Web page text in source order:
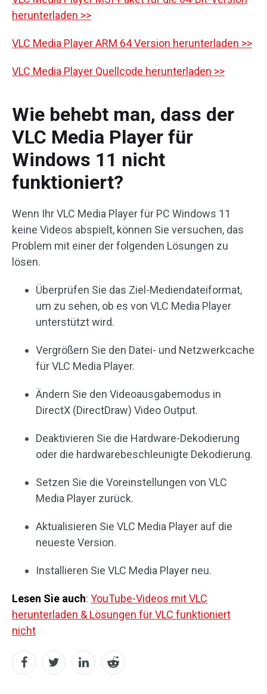
herunterladen >>
VLC Media Player ARM 64 Version herunterladen >>
VLC Media Player Quellcode herunterladen >>
Wie behebt man, dass der
VLC Media Player für
Windows 11 nicht
funktioniert?
Wenn Ihr VLC Media Player für PC Windows 11
keine Videos abspielt, können Sie versuchen, das
Problem mit einer der folgenden Lösungen zu
lösen.
Überprüfen Sie das Ziel-Mediendateiformat,
um zu sehen, ob es von VLC Media Player
unterstützt wird.
Vergrößern Sie den Datei- und Netzwerkcache
für VLC Media Player.
Ändern Sie den Videoausgabemodus in
DirectX (DirectDraw) Video Output.
Deaktivieren Sie die Hardware-Dekodierung
oder die hardwarebeschleunigte Dekodierung.
Setzen Sie die Voreinstellungen von VLC
Media Player zurück.
Aktualisieren Sie VLC Media Player auf die
neueste Version.
Installieren Sie VLC Media Player neu.
Lesen Sie auch: YouTube-Videos mit VLC
herunterladen & Lösungen für VLC funktioniert
nicht